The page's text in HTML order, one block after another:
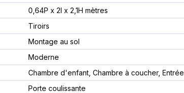
0,64P x 2l x 2,1H mètres
Tiroirs
Montage au sol
Moderne
Chambre d'enfant, Chambre à coucher, Entrée
Porte coulissante